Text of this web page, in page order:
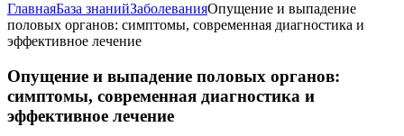
ГлавнаяБаза знанийЗаболеванияОпущение и выпадение
половых органов: симптомы, современная диагностика и
эффективное лечение
Опущение и выпадение половых органов:
симптомы, современная диагностика и
эффективное лечение